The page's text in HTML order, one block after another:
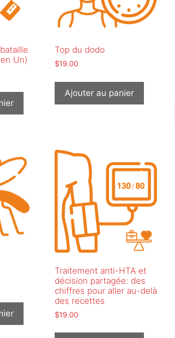
Un)
Top du dodo
$19.00
Ajouter au panier
Traitement anti-HTA et
décision partagée: des
chiffres pour aller au-delà
des recettes
$19.00